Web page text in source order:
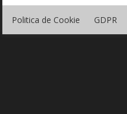
Politica de Cookie GDPR